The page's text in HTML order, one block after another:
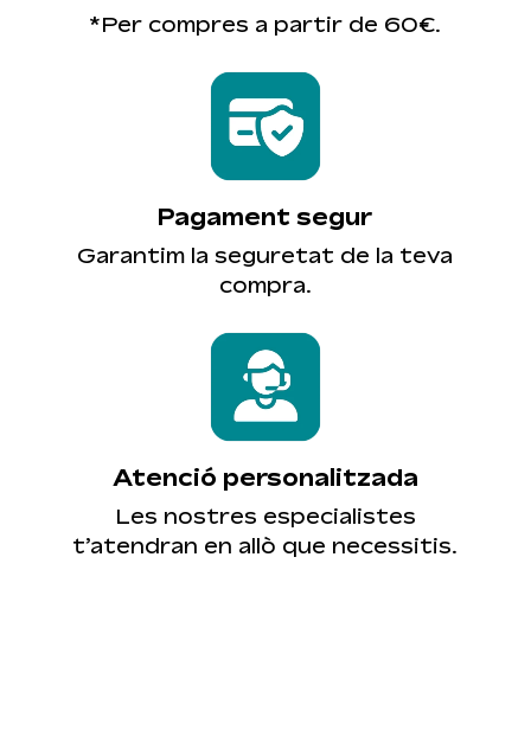
*Per compres a partir de 60€.
Pagament segur
Garantim la seguretat de la teva
compra.
Atenció personalitzada
Les nostres especialistes
t’atendran en allò que necessitis.